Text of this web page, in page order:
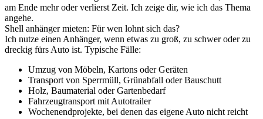
am Ende mehr oder verlierst Zeit. Ich zeige dir, wie ich das Thema
angehe.
Shell anhänger mieten: Für wen lohnt sich das?
Ich nutze einen Anhänger, wenn etwas zu groß, zu schwer oder zu
dreckig fürs Auto ist. Typische Fälle:
Umzug von Möbeln, Kartons oder Geräten
Transport von Sperrmüll, Grünabfall oder Bauschutt
Holz, Baumaterial oder Gartenbedarf
Fahrzeugtransport mit Autotrailer
Wochenendprojekte, bei denen das eigene Auto nicht reicht